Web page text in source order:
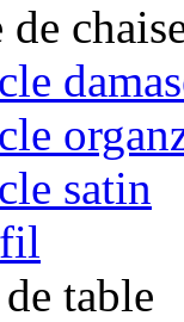
satin
table